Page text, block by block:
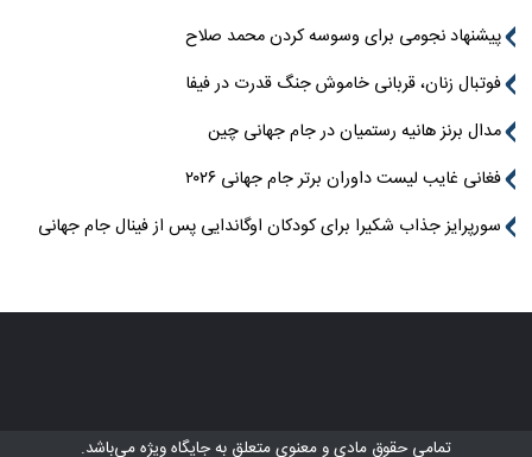
پیشنهاد نجومی برای وسوسه کردن محمد صلاح
فوتبال زنان، قربانی خاموش جنگ قدرت در فیفا
مدال برنز هانیه رستمیان در جام جهانی چین
فغانی غایب لیست داوران برتر جام جهانی ۲۰۲۶
سورپرایز جذاب شکیرا برای کودکان اوگاندایی پس از فینال جام جهانی
تمامی حقوق مادی و معنوی متعلق بهجایگاه ویژهمی‌باشد.